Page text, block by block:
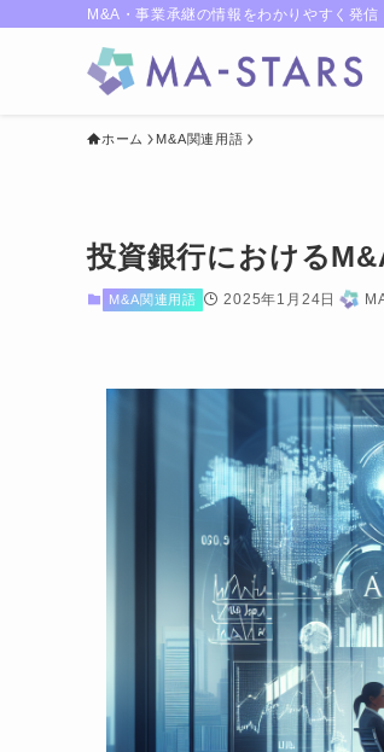
M&A・事業承継の情報をわかりやすく発
ホーム M&A関連用語
投資銀行における
M&A関連用語 2025年1月24日